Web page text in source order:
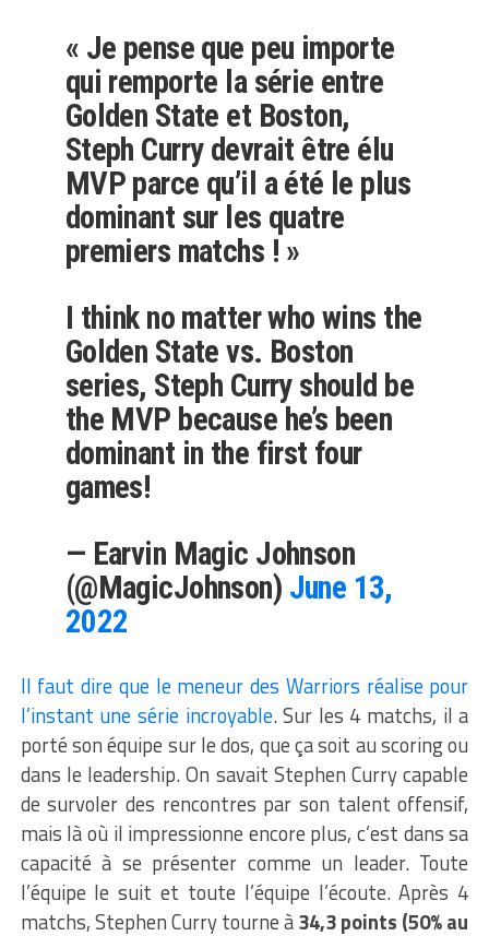
« Je pense que peu importe
qui remporte la série entre
Golden State et Boston,
Steph Curry devrait être élu
MVP parce qu’il a été le plus
dominant sur les quatre
premiers matchs ! »
I think no matter who wins the
Golden State vs. Boston
series, Steph Curry should be
the MVP because he’s been
dominant in the first four
games!
— Earvin Magic Johnson
(@MagicJohnson) June 13,
2022
Il faut dire que le meneur des Warriors réalise pour
l’instant une série incroyable. Sur les 4 matchs, il a
porté son équipe sur le dos, que ça soit au scoring ou
dans le leadership. On savait Stephen Curry capable
de survoler des rencontres par son talent offensif,
mais là où il impressionne encore plus, c’est dans sa
capacité à se présenter comme un leader. Toute
l’équipe le suit et toute l’équipe l’écoute. Après 4
matchs, Stephen Curry tourne à34,3 points (50% au